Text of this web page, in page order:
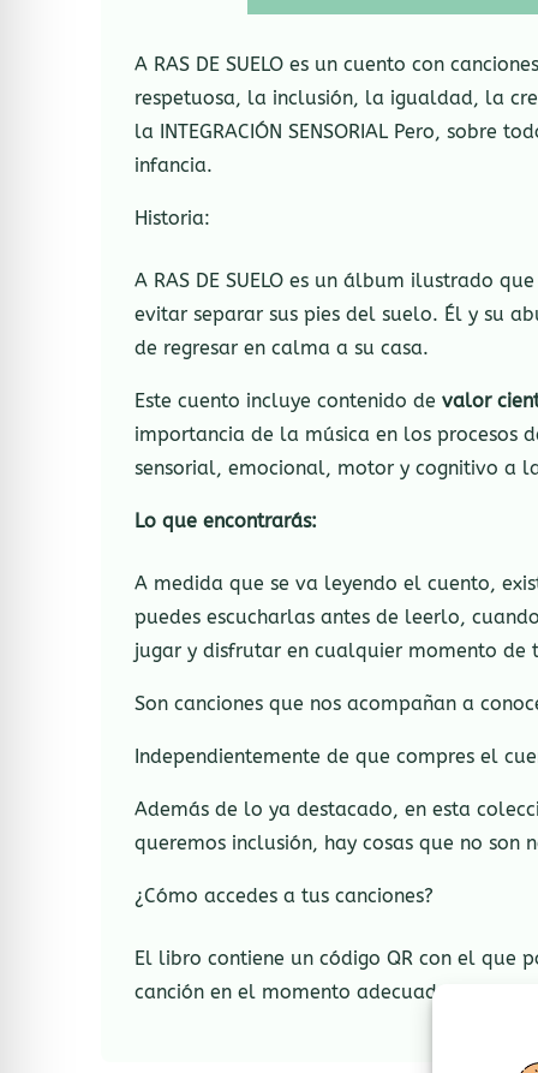
A RAS DE SUELO es un cuento con
respetuosa, la inclusión, la igualdad, la
la INTEGRACIÓN SENSORIAL Pero, sobre
infancia.
Historia:
A RAS DE SUELO es un álbum ilustrado
evitar separar sus pies del suelo. Él y su
de regresar en calma a su casa.
Este cuento incluye contenido de valor
importancia de la música en los procesos
sensorial, emocional, motor y cognitivo a
Lo que encontrarás:
A medida que se va leyendo el cuento,
puedes escucharlas antes de leerlo,
jugar y disfrutar en cualquier momento de
Son canciones que nos acompañan a
Independientemente de que compres el
Además de lo ya destacado, en esta
queremos inclusión, hay cosas que no son
¿Cómo accedes a tus canciones?
El libro contiene un código QR con el que
canción en el momento adecuado.